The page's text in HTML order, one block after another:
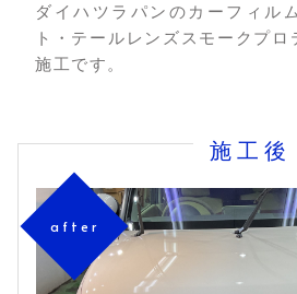
ダイハツラパンのカーフィル
ト・テールレンズスモークプロ
施工です。
施工後
after